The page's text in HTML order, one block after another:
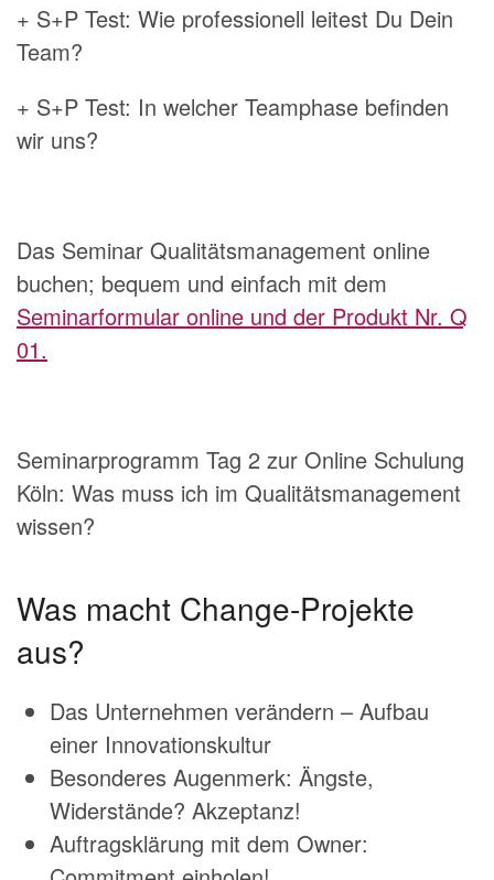
+ S+P Test: Wie professionell leitest Du Dein
Team?
+ S+P Test: In welcher Teamphase befinden
wir uns?
Das Seminar Qualitätsmanagement online
buchen; bequem und einfach mit dem
Seminarformular online und der Produkt Nr. Q
01.
Seminarprogramm Tag 2 zur Online Schulung
Köln: Was muss ich im Qualitätsmanagement
wissen?
Was macht Change-Projekte
aus?
Das Unternehmen verändern – Aufbau
einer Innovationskultur
Besonderes Augenmerk: Ängste,
Widerstände? Akzeptanz!
Auftragsklärung mit dem Owner: